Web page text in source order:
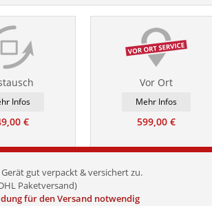
Infos
€
Vor Ort
Mehr Infos
599,00 €
Gerät gut verpackt & versichert zu.
Paketversand)
für den Versand notwendig